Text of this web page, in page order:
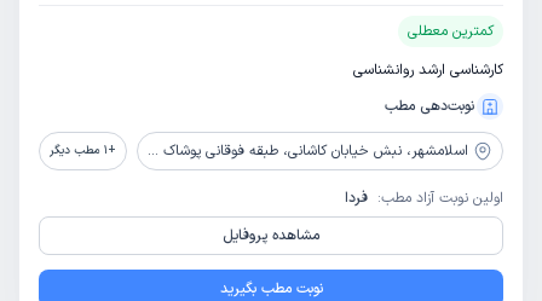
کمترین معطلی
کارشناسی ارشد روانشناسی
نوبت‌دهی مطب
اسلامشهر، نبش خیابان کاشانی، طبقه فوقانی پوشاک آپاچی، پلاک 852، مرکز مشاوره و روانشناسی نگاه سبز +
1 مطب دیگر
اولین نوبت آزاد مطب: فردا
مشاهده پروفایل
نوبت مطب بگیرید